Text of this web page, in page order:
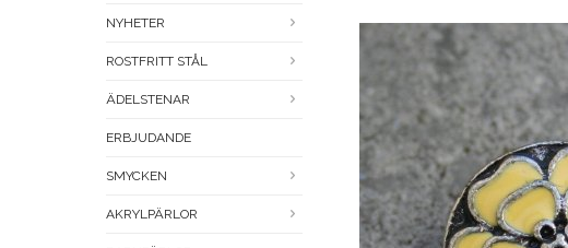
NYHETER
ROSTFRITT STÅL
ÄDELSTENAR
ERBJUDANDE
SMYCKEN
AKRYLPÄRLOR